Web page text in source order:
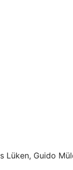
Lüken, Guido